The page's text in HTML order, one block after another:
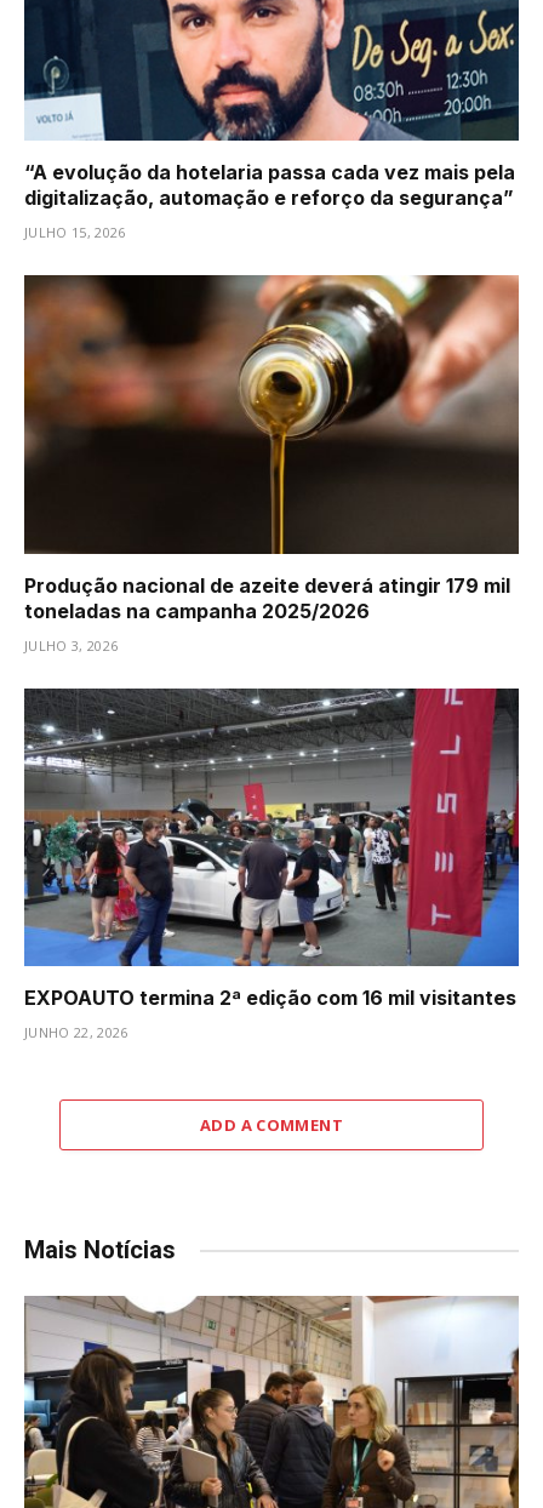
“A evolução da hotelaria passa cada vez mais pela
digitalização, automação e reforço da segurança”
JULHO 15, 2026
Produção nacional de azeite deverá atingir 179 mil
toneladas na campanha 2025/2026
JULHO 3, 2026
EXPOAUTO termina 2ª edição com 16 mil visitantes
JUNHO 22, 2026
ADD A COMMENT
Mais Notícias